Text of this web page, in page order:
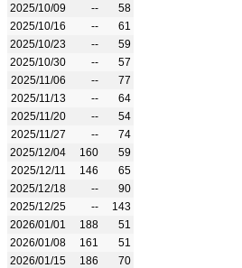
2025/10/09
--
58
2025/10/16
--
61
2025/10/23
--
59
2025/10/30
--
57
2025/11/06
--
77
2025/11/13
--
64
2025/11/20
--
54
2025/11/27
--
74
2025/12/04
160
59
2025/12/11
146
65
2025/12/18
--
90
2025/12/25
--
143
2026/01/01
188
51
2026/01/08
161
51
2026/01/15
186
70